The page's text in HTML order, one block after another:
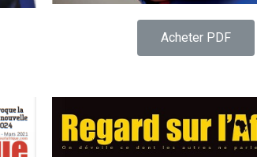
Acheter PDF